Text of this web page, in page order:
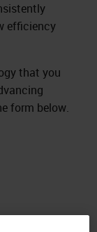
efficiency
that you
form below.